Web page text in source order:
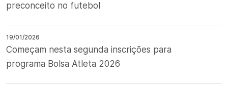
preconceito no futebol
19/01/2026
Começam nesta segunda inscrições para
programa Bolsa Atleta 2026